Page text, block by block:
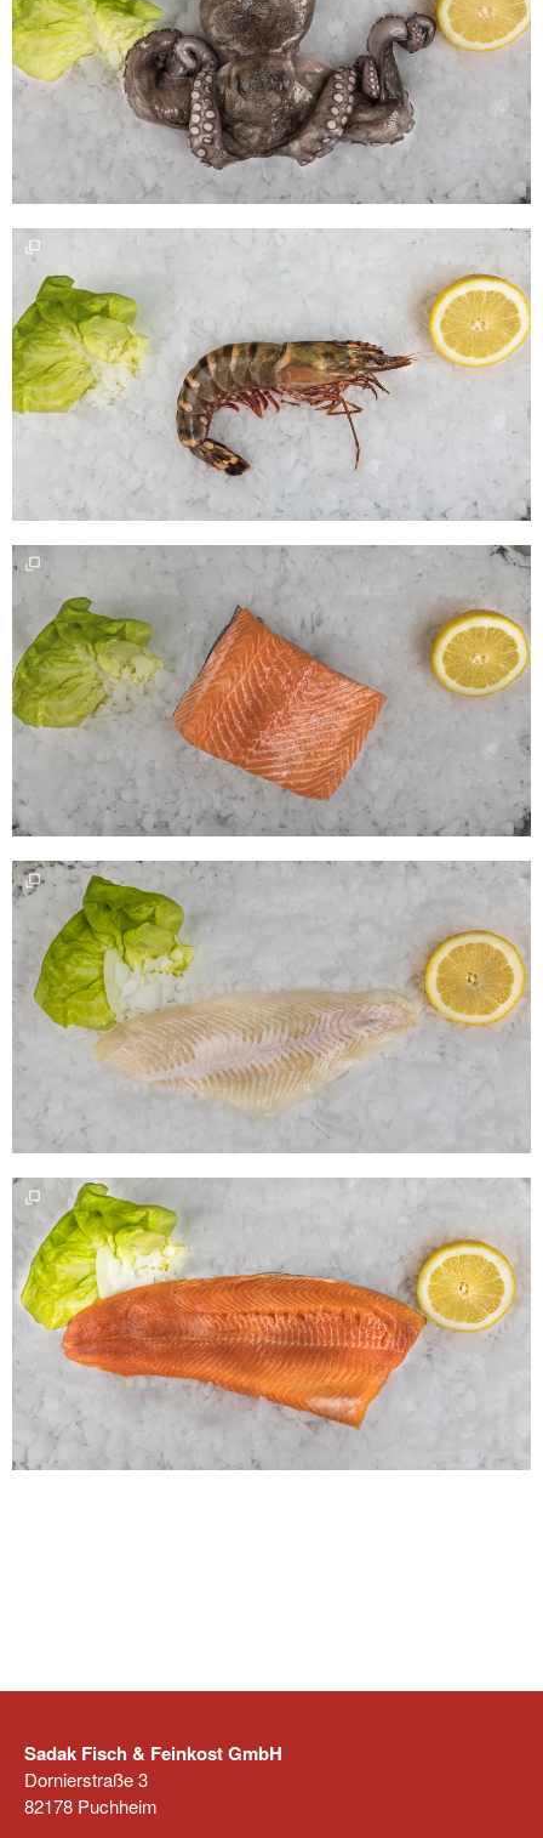
Sadak Fisch & Feinkost GmbH
Dornierstraße 3
82178 Puchheim